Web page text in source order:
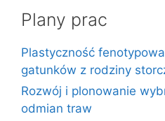
Plany prac
Plastyczność
gatunków z rodziny
Rozwój i plonowanie
odmian traw